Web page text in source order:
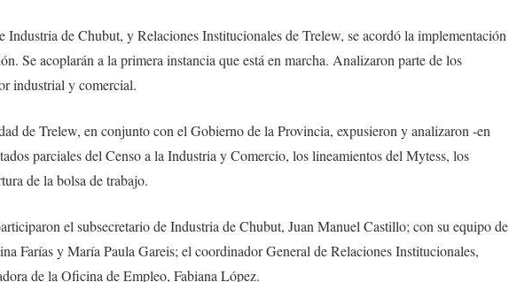
Industria de Chubut, y Relaciones Institucionales de Trelew, se acordó la implementación
Se acoplarán a la primera instancia que está en marcha. Analizaron parte de los
industrial y comercial.
de Trelew, en conjunto con el Gobierno de la Provincia, expusieron y analizaron -en
parciales del Censo a la Industria y Comercio, los lineamientos del Mytess, los
de la bolsa de trabajo.
el subsecretario de Industria de Chubut, Juan Manuel Castillo; con su equipo de
Farías y María Paula Gareis; el coordinador General de Relaciones Institucionales,
de la Oficina de Empleo, Fabiana López.